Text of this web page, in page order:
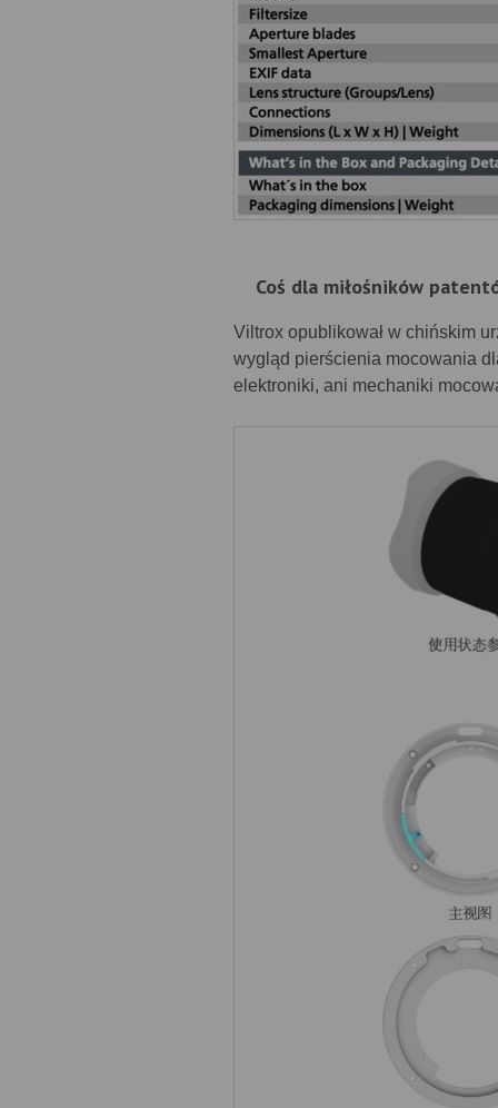
Coś dla miłośników
Viltrox opublikował w chińskim
wygląd pierścienia mocowania
elektroniki, ani mechaniki